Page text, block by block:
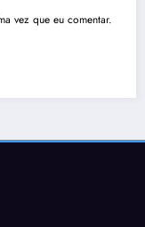
vez que eu comentar.